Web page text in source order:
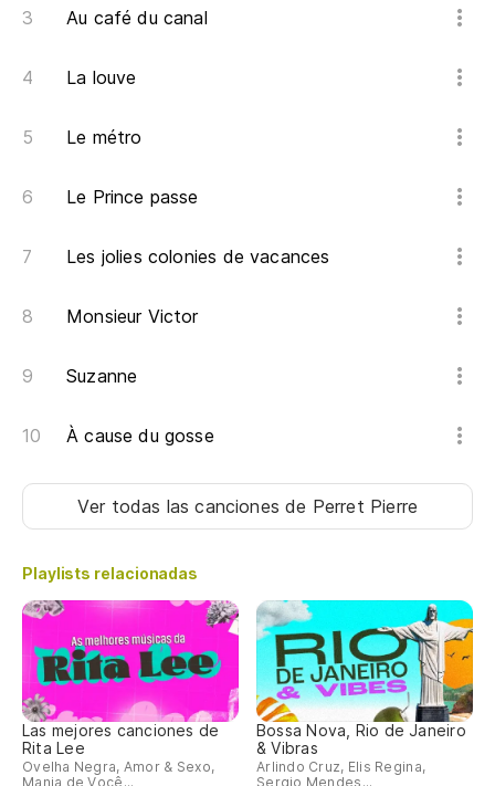
Au café du canal
La louve
Le métro
Le Prince passe
Les jolies colonies de vacances
Monsieur Victor
Suzanne
À cause du gosse
Ver todas las cancionesde Perret Pierre
Playlists relacionadas
Las mejores canciones de
Rita Lee
Ovelha Negra, Amor & Sexo,
Mania de Você...
Bossa Nova, Rio de Janeiro
& Vibras
Arlindo Cruz, Elis Regina,
Sergio Mendes...